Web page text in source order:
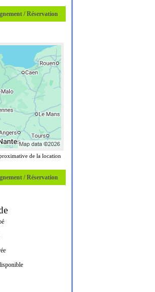
/ Réservation
de la location
/ Réservation